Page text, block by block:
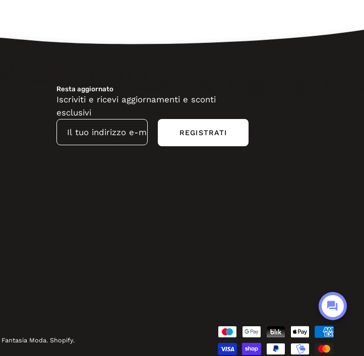
Resta aggiornato
Iscriviti e ricevi aggiornamenti e sconti
esclusivi
REGISTRATI
Fantasia Moda. Shopify.